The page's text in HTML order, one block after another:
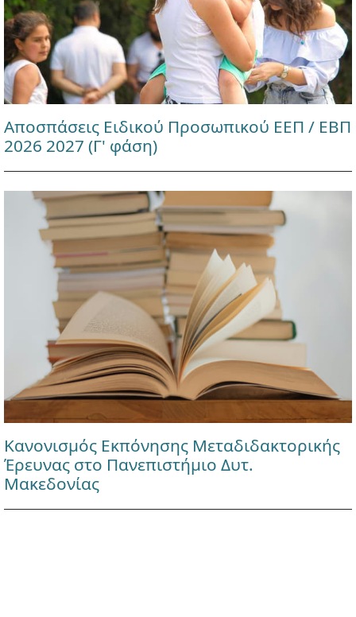
Αποσπάσεις Ειδικού Προσωπικού ΕΕΠ / ΕΒΠ
2026 2027 (Γ' φάση)
Κανονισμός Εκπόνησης Μεταδιδακτορικής
Έρευνας στο Πανεπιστήμιο Δυτ.
Μακεδονίας